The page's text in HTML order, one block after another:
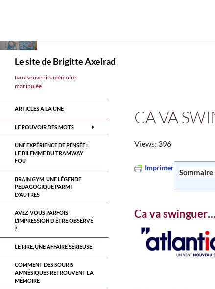
Le site de Brigitte Axelrad
CA VA
Views: 396
Imprimer
Sommaire
Ca va
faux souvenirs mémoire
manipulée
ARTICLES A LA UNE
LE POUVOIR DES MOTS
UNE EXPÉRIENCE DE PENSÉE :
LE DILEMME DU TRAMWAY
FOU
BRAIN GYM, UNE LÉGENDE
PÉDAGOGIQUE PARMI
D’AUTRES
AVEZ-VOUS PARFOIS
L’IMPRESSION D’ÊTRE OBSERVÉ
?
LE RIRE, UNE AFFAIRE SÉRIEUSE
COMMENT DES SOURIS
AMNÉSIQUES RETROUVENT LA
MÉMOIRE